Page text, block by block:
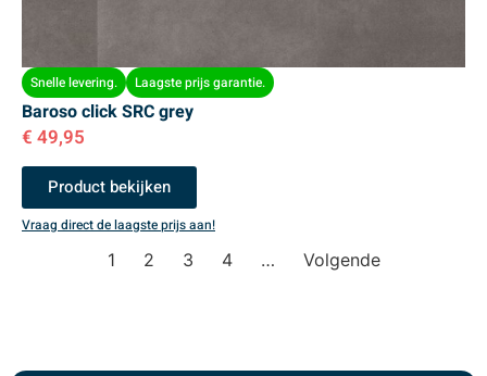
Snelle levering. Laagste prijs garantie.
Baroso click SRC grey
€ 49,95
Product bekijken
Vraag direct de laagste prijs aan!
1 2 3 4 … Volgende